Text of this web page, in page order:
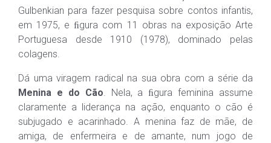
Gulbenkian para fazer pesquisa sobre contos infantis,
em 1975, e ﬁgura com 11 obras na exposição Arte
Portuguesa desde 1910 (1978), dominado pelas
colagens.
Dá uma viragem radical na sua obra com a série da
Menina e do Cão. Nela, a ﬁgura feminina assume
claramente a liderança na ação, enquanto o cão é
subjugado e acarinhado. A menina faz de mãe, de
amiga, de enfermeira e de amante, num jogo de